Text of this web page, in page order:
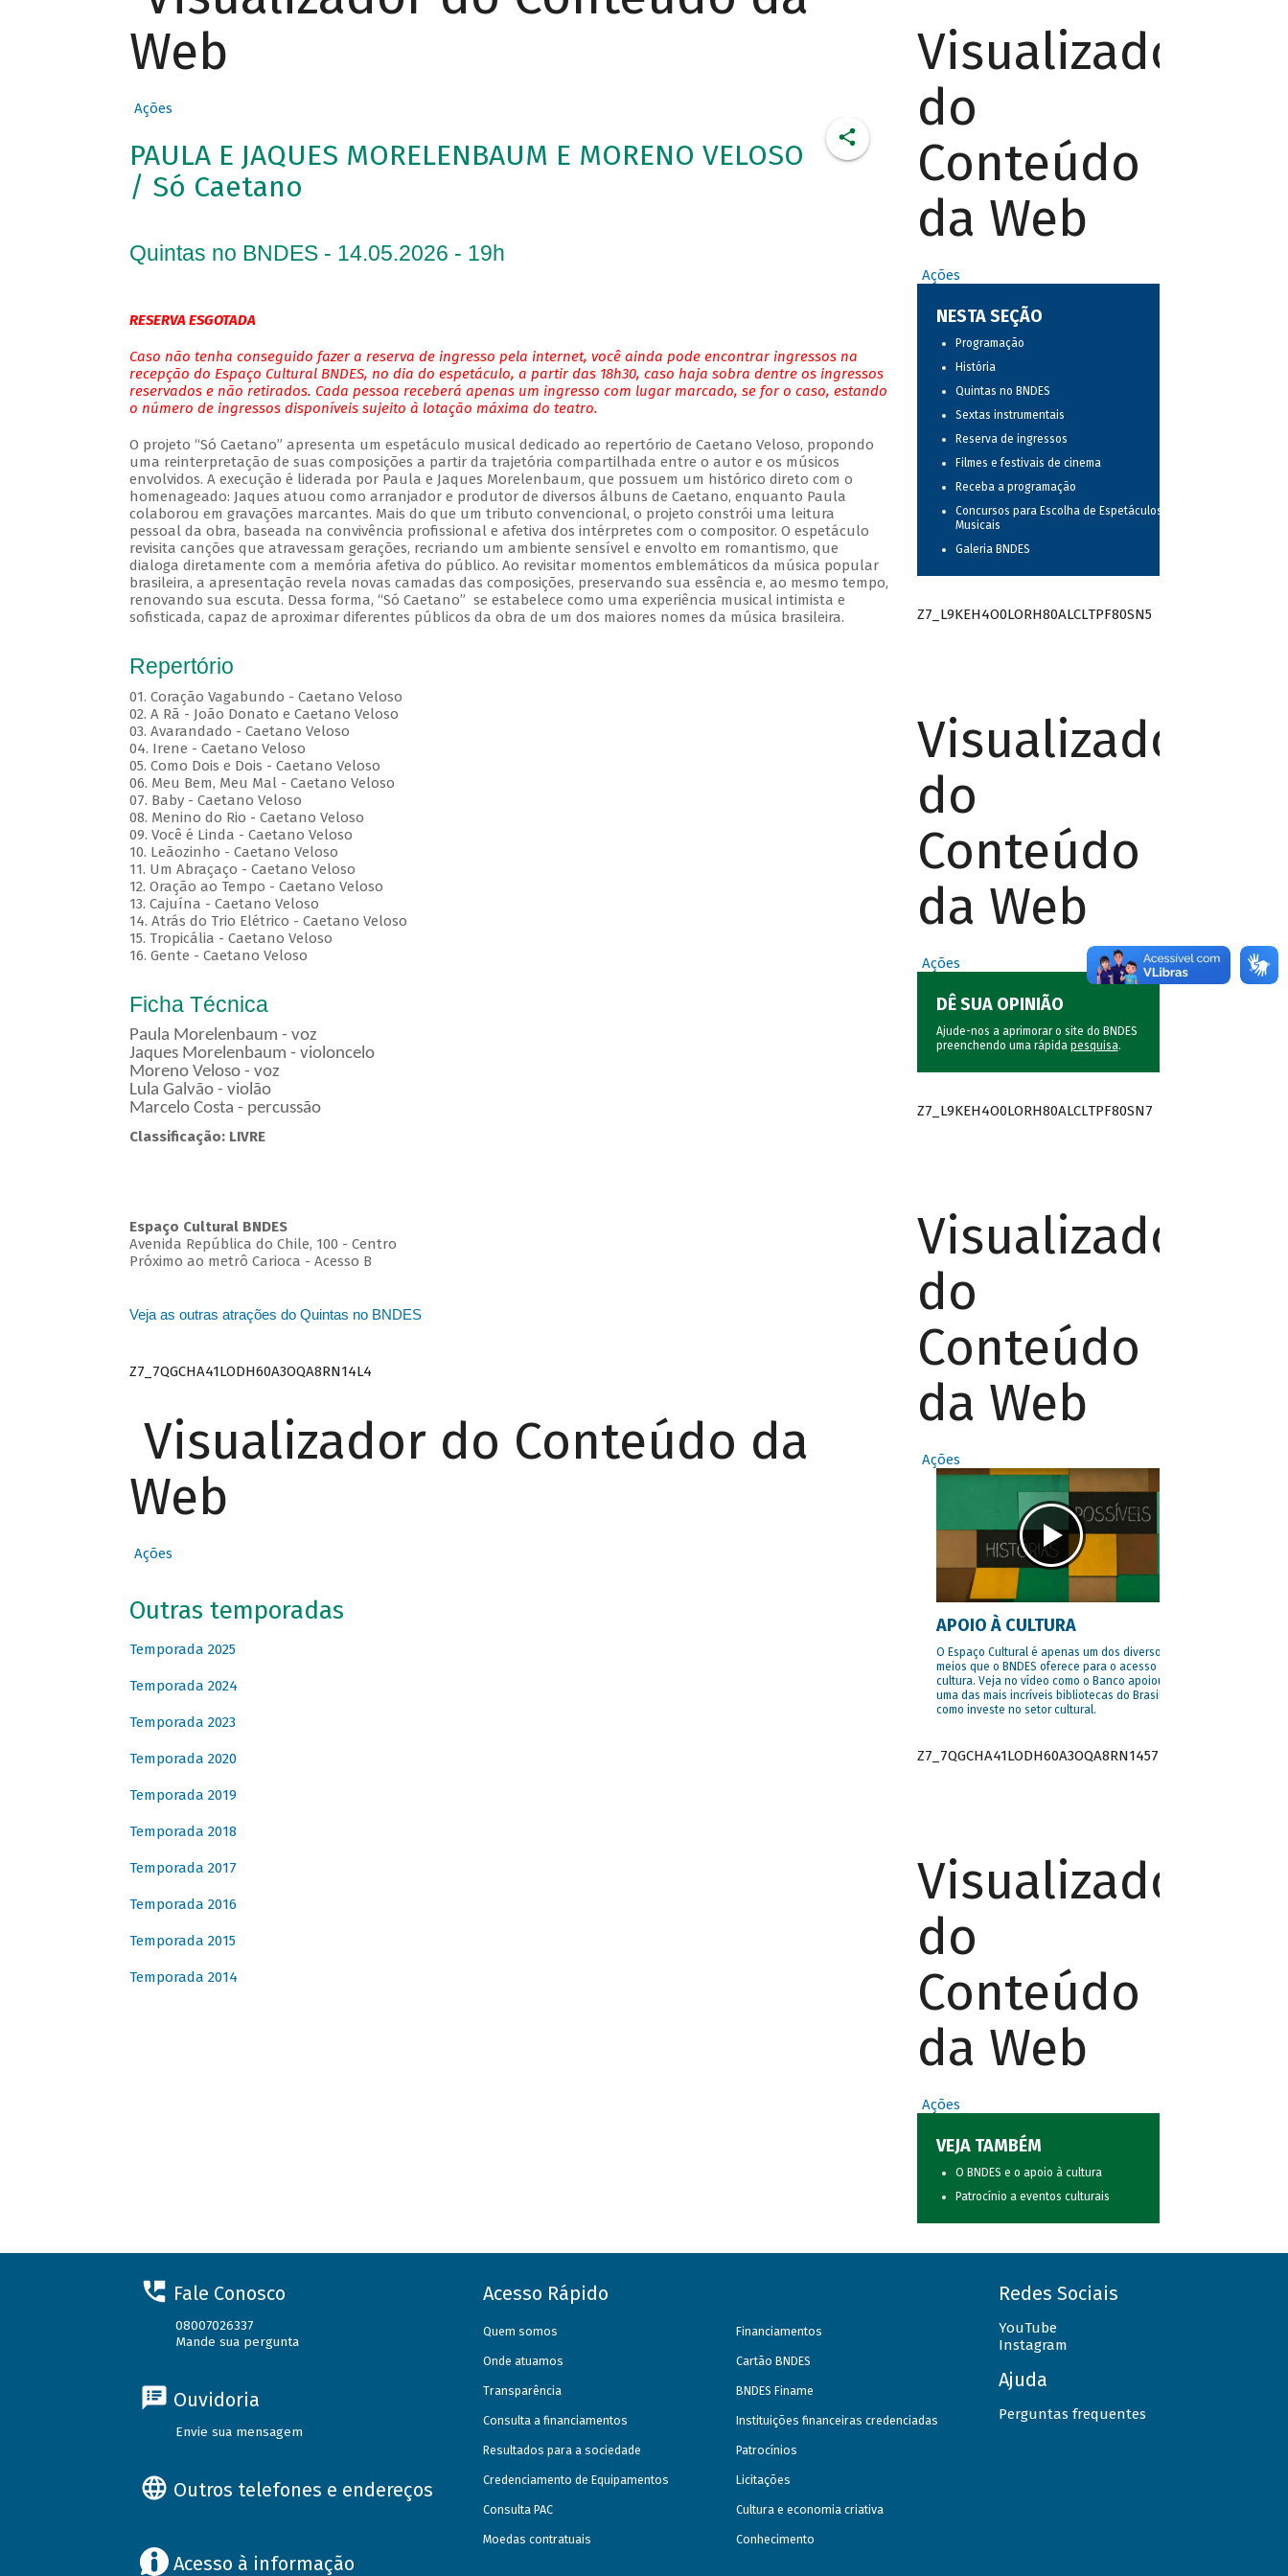
Web
Ações
PAULA E JAQUES MORELENBAUM E MORENO VELOSO
/ Só Caetano
Quintas no BNDES - 14.05.2026 - 19h
RESERVA ESGOTADA
Caso não tenha conseguido fazer a reserva de ingresso pela internet, você ainda pode encontrar ingressos na
recepção do Espaço Cultural BNDES, no dia do espetáculo, a partir das 18h30, caso haja sobra dentre os ingressos
reservados e não retirados. Cada pessoa receberá apenas um ingresso com lugar marcado, se for o caso, estando
o número de ingressos disponíveis sujeito à lotação máxima do teatro.
O projeto “Só Caetano” apresenta um espetáculo musical dedicado ao repertório de Caetano Veloso, propondo
uma reinterpretação de suas composições a partir da trajetória compartilhada entre o autor e os músicos
envolvidos. A execução é liderada por Paula e Jaques Morelenbaum, que possuem um histórico direto com o
homenageado: Jaques atuou como arranjador e produtor de diversos álbuns de Caetano, enquanto Paula
colaborou em gravações marcantes. Mais do que um tributo convencional, o projeto constrói uma leitura
pessoal da obra, baseada na convivência profissional e afetiva dos intérpretes com o compositor. O espetáculo
revisita canções que atravessam gerações, recriando um ambiente sensível e envolto em romantismo, que
dialoga diretamente com a memória afetiva do público. Ao revisitar momentos emblemáticos da música popular
brasileira, a apresentação revela novas camadas das composições, preservando sua essência e, ao mesmo tempo,
renovando sua escuta. Dessa forma, “Só Caetano” se estabelece como uma experiência musical intimista e
sofisticada, capaz de aproximar diferentes públicos da obra de um dos maiores nomes da música brasileira.
Repertório
01. Coração Vagabundo - Caetano Veloso
02. A Rã - João Donato e Caetano Veloso
03. Avarandado - Caetano Veloso
04. Irene - Caetano Veloso
05. Como Dois e Dois - Caetano Veloso
06. Meu Bem, Meu Mal - Caetano Veloso
07. Baby - Caetano Veloso
08. Menino do Rio - Caetano Veloso
09. Você é Linda - Caetano Veloso
10. Leãozinho - Caetano Veloso
11. Um Abraçaço - Caetano Veloso
12. Oração ao Tempo - Caetano Veloso
13. Cajuína - Caetano Veloso
14. Atrás do Trio Elétrico - Caetano Veloso
15. Tropicália - Caetano Veloso
16. Gente - Caetano Veloso
Ficha Técnica
Paula Morelenbaum - voz
Jaques Morelenbaum - violoncelo
Moreno Veloso - voz
Lula Galvão - violão
Marcelo Costa - percussão
Classificação: LIVRE
Espaço Cultural BNDES
Avenida República do Chile, 100 - Centro
Próximo ao metrô Carioca - Acesso B
Veja as outras atrações do Quintas no BNDES
Z7_7QGCHA41LODH60A3OQA8RN14L4
Visualizador do Conteúdo da
Web
Ações
Outras temporadas
Temporada 2025
Temporada 2024
Temporada 2023
Temporada 2020
Temporada 2019
Temporada 2018
Temporada 2017
Temporada 2016
Temporada 2015
Temporada 2014
Visualizador
do
Conteúdo
da Web
Ações
NESTA SEÇÃO
Programação
História
Quintas no BNDES
Sextas instrumentais
Reserva de ingressos
Filmes e festivais de cinema
Receba a programação
Concursos para Escolha de Espetáculos
Musicais
Galeria BNDES
Z7_L9KEH4O0LORH80ALCLTPF80SN5
Visualizador
do
Conteúdo
da Web
Ações
DÊ SUA OPINIÃO
Ajude-nos a aprimorar o site do BNDES
preenchendo uma rápida pesquisa.
Z7_L9KEH4O0LORH80ALCLTPF80SN7
Visualizador
do
Conteúdo
da Web
Ações
APOIO À CULTURA
O Espaço Cultural é apenas um dos diversos
meios que o BNDES oferece para o acesso à
cultura. Veja no vídeo como o Banco apoiou
uma das mais incríveis bibliotecas do Brasil e
como investe no setor cultural.
Z7_7QGCHA41LODH60A3OQA8RN1457
Visualizador
do
Conteúdo
da Web
Ações
VEJA TAMBÉM
O BNDES e o apoio à cultura
Patrocínio a eventos culturais
Fale Conosco
08007026337
Mande sua pergunta
Ouvidoria
Envie sua mensagem
Outros telefones e endereços
Acesso à informação
Acesso Rápido
Quem somos
Onde atuamos
Transparência
Consulta a financiamentos
Resultados para a sociedade
Credenciamento de Equipamentos
Consulta PAC
Moedas contratuais
Financiamentos
Cartão BNDES
BNDES Finame
Instituições financeiras credenciadas
Patrocínios
Licitações
Cultura e economia criativa
Conhecimento
Redes Sociais
YouTube
Instagram
Ajuda
Perguntas frequentes